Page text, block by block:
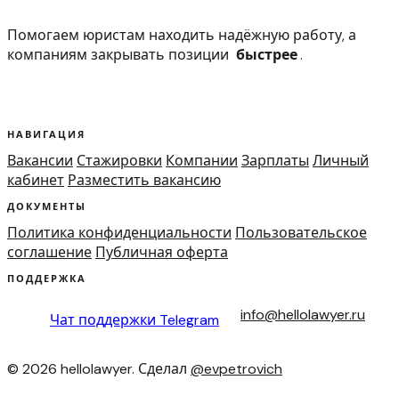
Помогаем юристам находить надёжную работу, а
компаниям закрывать позиции быстрее.
НАВИГАЦИЯ
Вакансии Стажировки Компании Зарплаты Личный
кабинет Разместить вакансию
ДОКУМЕНТЫ
Политика конфиденциальности Пользовательское
соглашение Публичная оферта
ПОДДЕРЖКА
Чат поддержки Telegram info@hellolawyer.ru
© 2026 hellolawyer. Сделал @evpetrovich